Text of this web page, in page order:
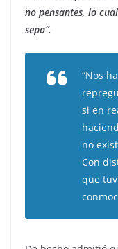
no pensantes, lo
sepa”.
“Nos
si en
no
Con
que